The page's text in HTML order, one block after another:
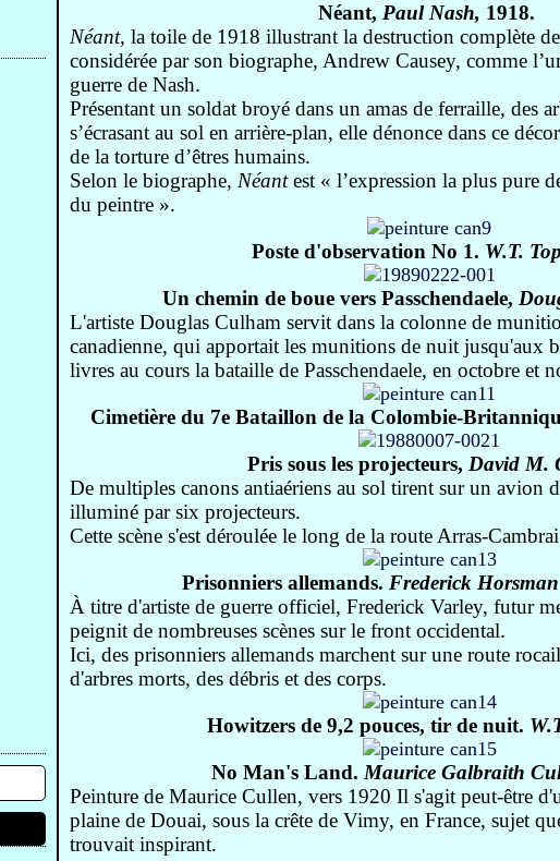
Néant, Paul Nash, 1918.
Néant, la toile de 1918 illustrant la destruction complète de
considérée par son biographe, Andrew Causey, comme
guerre de Nash.
Présentant un soldat broyé dans un amas de ferraille, des
s’écrasant au sol en arrière-plan, elle dénonce dans ce
de la torture d’êtres humains.
Selon le biographe, Néantest « l’expression la plus pure
du peintre ».
Poste d'observation No 1. W.T.
Un chemin de boue vers Passchendaele,
L'artiste Douglas Culham servit dans la colonne de
canadienne, qui apportait les munitions de nuit jusqu'aux
livres au cours la bataille de Passchendaele, en octobre et
Cimetière du 7e Bataillon de la Colombie-
Pris sous les projecteurs, David M.
De multiples canons antiaériens au sol tirent sur un avion
illuminé par six projecteurs.
Cette scène s'est déroulée le long de la route Arras-
Prisonniers allemands. Frederick
À titre d'artiste de guerre officiel, Frederick Varley, futur
peignit de nombreuses scènes sur le front occidental.
Ici, des prisonniers allemands marchent sur une route
d'arbres morts, des débris et des corps.
Howitzers de 9,2 pouces, tir de nuit.
No Man's Land. Maurice Galbraith
Peinture de Maurice Cullen, vers 1920 Il s'agit peut-être
plaine de Douai, sous la crête de Vimy, en France, sujet
trouvait inspirant.